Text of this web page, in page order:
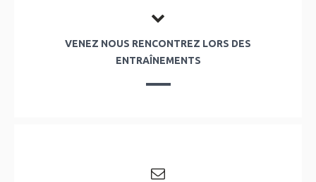
VENEZ NOUS RENCONTREZ LORS DES
ENTRAÎNEMENTS